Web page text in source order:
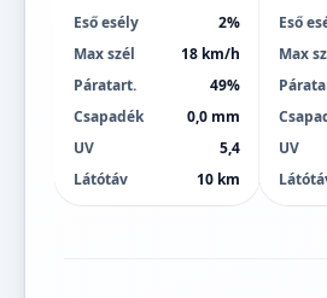
Eső esély
2%
Max szél
18 km/h
Páratart.
49%
Csapadék
0,0 mm
UV
5,4
Látótáv
10 km
Eső
Max
UV